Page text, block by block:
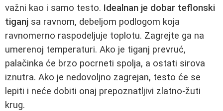
važni kao i samo testo. Idealnan je dobar teflonski
tiganj sa ravnom, debeljom podlogom koja
ravnomerno raspodeljuje toplotu. Zagrejte ga na
umerenoj temperaturi. Ako je tiganj prevruć,
palačinka će brzo pocrneti spolja, a ostati sirova
iznutra. Ako je nedovoljno zagrejan, testo će se
lepiti i neće dobiti onaj prepoznatljivi zlatno-žuti
krug.